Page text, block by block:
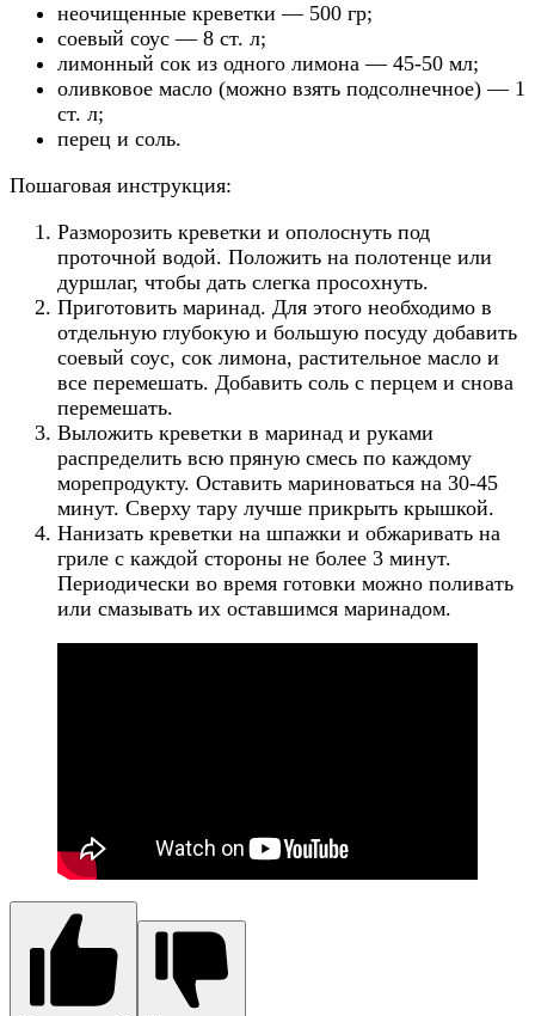
неочищенные креветки — 500 гр;
соевый соус — 8 ст. л;
лимонный сок из одного лимона — 45-50 мл;
оливковое масло (можно взять подсолнечное) — 1
ст. л;
перец и соль.
Пошаговая инструкция:
Разморозить креветки и ополоснуть под
проточной водой. Положить на полотенце или
дуршлаг, чтобы дать слегка просохнуть.
Приготовить маринад. Для этого необходимо в
отдельную глубокую и большую посуду добавить
соевый соус, сок лимона, растительное масло и
все перемешать. Добавить соль с перцем и снова
перемешать.
Выложить креветки в маринад и руками
распределить всю пряную смесь по каждому
морепродукту. Оставить мариноваться на 30-45
минут. Сверху тару лучше прикрыть крышкой.
Нанизать креветки на шпажки и обжаривать на
гриле с каждой стороны не более 3 минут.
Периодически во время готовки можно поливать
или смазывать их оставшимся маринадом.